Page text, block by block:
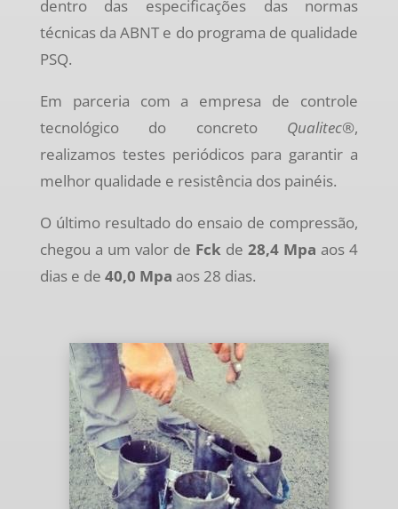
dentro das especificações das normas
técnicas da ABNT e do programa de qualidade
PSQ.
Em parceria com a empresa de controle
tecnológico do concreto Qualitec®,
realizamos testes periódicos para garantir a
melhor qualidade e resistência dos painéis.
O último resultado do ensaio de compressão,
chegou a um valor de Fck de28,4 Mpa aos 4
dias e de 40,0 Mpa aos 28 dias.